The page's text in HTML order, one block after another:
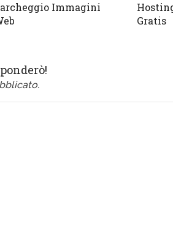
Immagini
Gratis